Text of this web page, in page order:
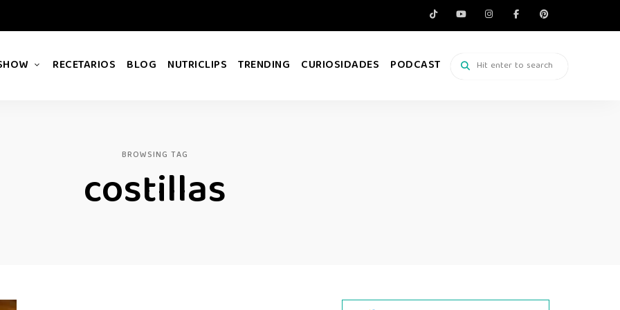
RECETARIOS BLOG NUTRICLIPS TRENDING CURIOSIDADES PODCAST
BROWSING TAG
costillas